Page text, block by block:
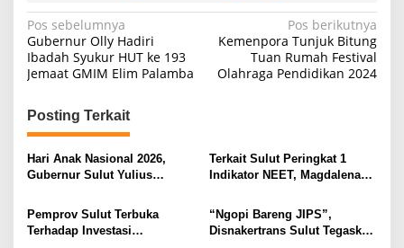
N
a
v
i
g
a
s
i
p
Pos sebelumnya
Gubernur Olly Hadiri
Ibadah Syukur HUT ke 193
Jemaat GMIM Elim Palamba
Pos berikutnya
Kemenpora Tunjuk Bitung
Tuan Rumah Festival
Olahraga Pendidikan 2024
Posting Terkait
Hari Anak Nasional 2026,
Gubernur Sulut Yulius
Ruang Aman Bagi Anak, di
Lingkungan Fisik Maupun di
Ruang Digital
Terkait Sulut Peringkat 1
Indikator NEET, Magdalena
Secara Proposional, Agar
Tidak Timbul Persepsi Keliru
Pemprov Sulut Terbuka
Terhadap Investasi
“Ngopi Bareng JIPS”,
Disnakertrans Sulut Tegaskan